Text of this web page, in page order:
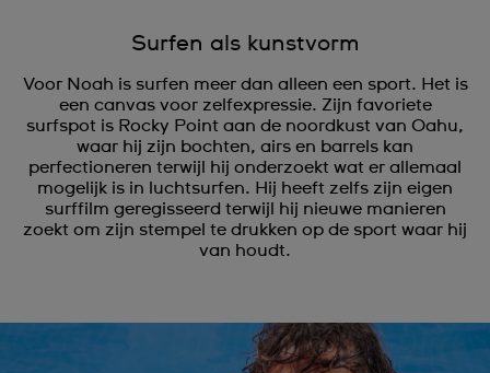
Surfen als kunstvorm
Voor Noah is surfen meer dan alleen een sport. Het is
een canvas voor zelfexpressie. Zijn favoriete
surfspot is Rocky Point aan de noordkust van Oahu,
waar hij zijn bochten, airs en barrels kan
perfectioneren terwijl hij onderzoekt wat er allemaal
mogelijk is in luchtsurfen. Hij heeft zelfs zijn eigen
surffilm geregisseerd terwijl hij nieuwe manieren
zoekt om zijn stempel te drukken op de sport waar hij
van houdt.